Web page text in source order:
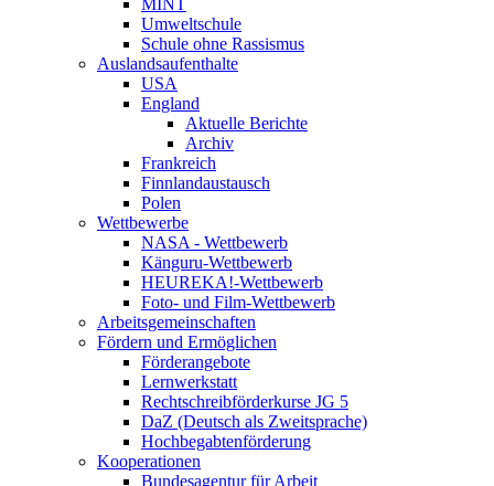
MINT
Umweltschule
Schule ohne Rassismus
Auslandsaufenthalte
USA
England
Aktuelle Berichte
Archiv
Frankreich
Finnlandaustausch
Polen
Wettbewerbe
NASA - Wettbewerb
Känguru-Wettbewerb
HEUREKA!-Wettbewerb
Foto- und Film-Wettbewerb
Arbeitsgemeinschaften
Fördern und Ermöglichen
Förderangebote
Lernwerkstatt
Rechtschreibförderkurse JG 5
DaZ (Deutsch als Zweitsprache)
Hochbegabtenförderung
Kooperationen
Bundesagentur für Arbeit